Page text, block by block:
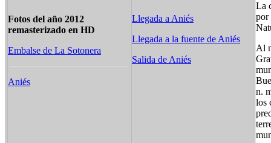
Fotos del año 2012
remasterizado en HD
Embalse de La Sotonera
Aniés
Llegada a Aniés
Llegada a la fuente de Aniés
Salida de Aniés
La
por
Al
n.
los